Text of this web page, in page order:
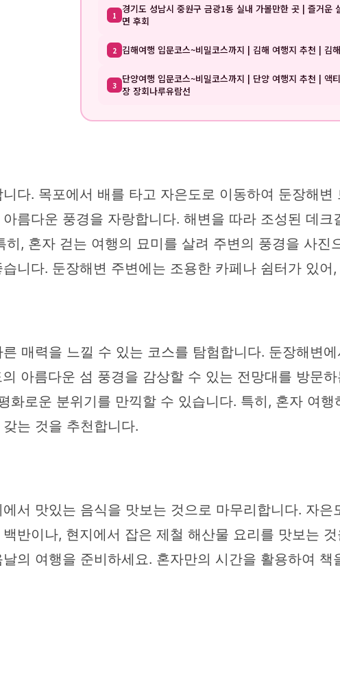
1 경기도 성남시 중원구 금광1동 실내 가볼만한 곳 | 즐거운
면 후회
2 김해여행 입문코스~비밀코스까지 | 김해 여행지 추천 | 김
3 단양여행 입문코스~비밀코스까지 | 단양 여행지 추천 | 액
장 장회나루유람선
다. 목포에서 배를 타고 자은도로 이동하여 둔장해
름다운 풍경을 자랑합니다. 해변을 따라 조성된 데
히, 혼자 걷는 여행의 묘미를 살려 주변의 풍경을 사
니다. 둔장해변 주변에는 조용한 카페나 쉼터가 있
매력을 느낄 수 있는 코스를 탐험합니다. 둔장해변
아름다운 섬 풍경을 감상할 수 있는 전망대를 방문
화로운 분위기를 만끽할 수 있습니다. 특히, 혼자 여
는 것을 추천합니다.
서 맛있는 음식을 맛보는 것으로 마무리합니다. 자
반이나, 현지에서 잡은 제철 해산물 요리를 맛보는
의 여행을 준비하세요. 혼자만의 시간을 활용하여